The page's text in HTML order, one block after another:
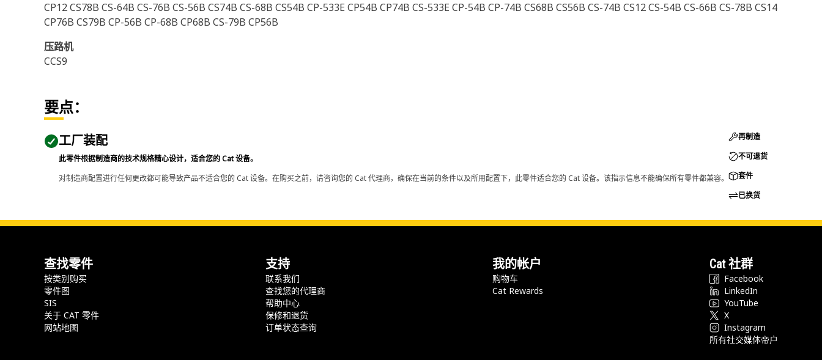
CP12 CS78B CS-64B CS-76B CS-56B CS74B CS-68B CS54B CP-533E CP54B CP74B CS-533E CP-54B CP-74B CS68B CS56B CS-74B CS12 CS-54B CS-66B CS-78B CS14
CP76B CS79B CP-56B CP-68B CP68B CS-79B CP56B
压路机
CCS9
要点：
工厂装配
此零件根据制造商的技术规格精心设计，适合您的 Cat 设备。
对制造商配置进行任何更改都可能导致产品不适合您的 Cat 设备。在购买之前，请咨询您的 Cat 代理商，确保在当前的条件以及所用配置下，此零件适合您的 Cat 设备。该指示信息不能确保所有零件都兼容。
再制造
不可退货
套件
已换货
查找零件
按类别购买
零件图
SIS
关于 CAT 零件
网站地图
支持
联系我们
查找您的代理商
帮助中心
保修和退货
订单状态查询
我的帐户
购物车
Cat Rewards
Cat 社群
Facebook
LinkedIn
YouTube
X
Instagram
所有社交媒体帝户